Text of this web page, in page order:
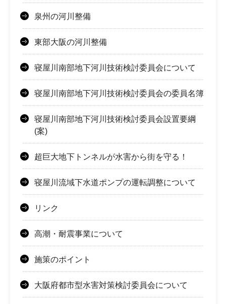
泉州の河川整備
東部大阪の河川整備
寝屋川南部地下河川技術検討委員会について
寝屋川南部地下河川技術検討委員会の委員名簿
寝屋川南部地下河川技術検討委員会設置要綱
(案)
超巨大地下トンネルが水害から街を守る！
寝屋川流域下水道ポンプの運転調整について
リンク
高潮・耐震事業について
施策のポイント
大阪府都市型水害対策検討委員会について